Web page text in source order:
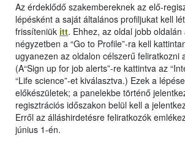
Az érdeklődő szakembereknek az elő-
lépésként a saját általános profiljukat kell
frissíteniük itt. Ehhez, az oldal jobb oldalán
négyzetben a “Go to Profile”-ra kell
ugyanezen az oldalon célszerű feliratkozni
(A“Sign up for job alerts”-re kattintva az
“Life science”-et kiválasztva.) Ezek a
előkészületek; a panelekbe történő
regisztrációs időszakon belül kell a
Erről az álláshirdetésre feliratkozók
június 1-én.